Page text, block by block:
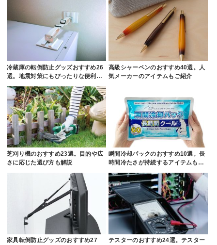
冷蔵庫の転倒防止グッズおすすめ26
選。地震対策にもぴったりな便利…
高級シャーペンのおすすめ40選。人
気メーカーのアイテムもご紹介
芝刈り機のおすすめ23選。目的や広
さに応じた選び方も解説
瞬間冷却パックのおすすめ10選。長
時間冷たさが持続するアイテムも…
家具転倒防止グッズのおすすめ27
テスターのおすすめ24選。テスター